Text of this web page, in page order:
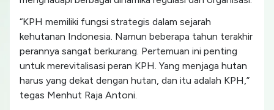
“KPH memiliki fungsi strategis dalam sejarah
kehutanan Indonesia. Namun beberapa tahun terakhir
perannya sangat berkurang. Pertemuan ini penting
untuk merevitalisasi peran KPH. Yang menjaga hutan
harus yang dekat dengan hutan, dan itu adalah KPH,”
tegas Menhut Raja Antoni.